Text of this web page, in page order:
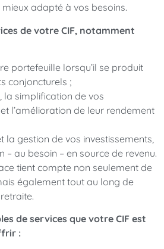
adapté à vos besoins.
de votre CIF, notamment
portefeuille lorsqu’il se produit
conjoncturels ;
la simplification de vos
l’amélioration de leur rendement
la gestion de vos investissements,
– au besoin – en source de revenu.
tient compte non seulement de
également tout au long de
de services que votre CIF est
: